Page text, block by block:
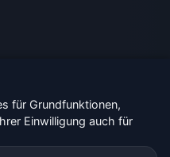
für Grundfunktionen,
Einwilligung auch für